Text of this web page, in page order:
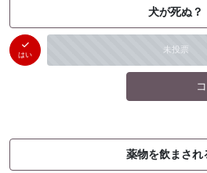
犬が死ぬ？
はい 未投票
薬物を飲まされ